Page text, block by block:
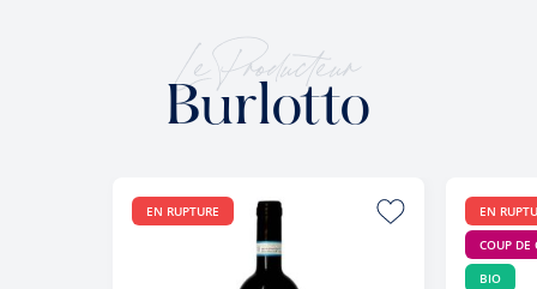
Le Producteur
Burlotto
EN RUPTURE
EN
COUP DE
BIO